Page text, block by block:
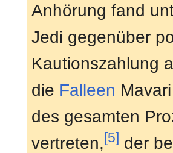
Anhörung fand
Jedi gegenüber
Kautionszahlung
die Falleen
des gesamten
vertreten,[5] der